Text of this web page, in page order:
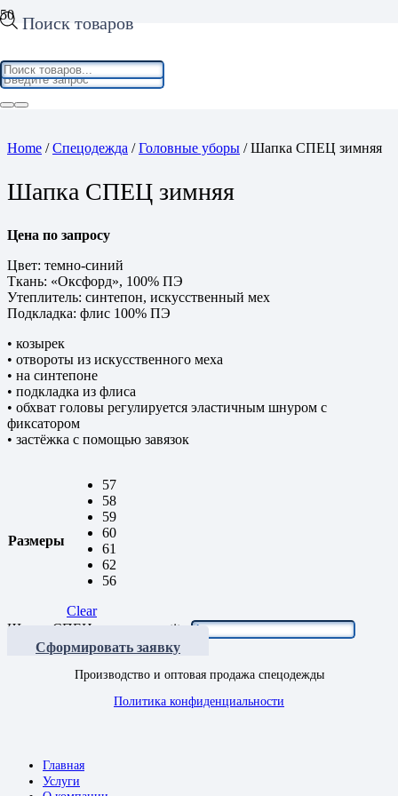
Поиск товаров
Home /Спецодежда /Головные уборы / Шапка СПЕЦ зимняя
Шапка СПЕЦ зимняя
Цена по запросу
Цвет: темно-синий
Ткань: «Оксфорд», 100% ПЭ
Утеплитель: синтепон, искусственный мех
Подкладка: флис 100% ПЭ
• козырек
• отвороты из искусственного меха
• на синтепоне
• подкладка из флиса
• обхват головы регулируется эластичным шнуром с
фиксатором
• застёжка с помощью завязок
Размеры
57
58
59
60
61
62
56
Clear
Шапка СПЕЦ зимняя quantity
Сформировать заявку
Производство и оптовая продажа спецодежды
Политика конфиденциальности
Главная
Услуги